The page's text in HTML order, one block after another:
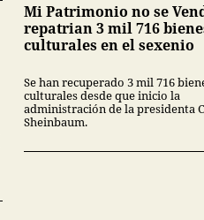
Mi Patrimonio no se
repatrian 3 mil 716
culturales en el sexenio
Se han recuperado 3 mil 716
culturales desde que inicio la
administración de la presidenta
Sheinbaum.